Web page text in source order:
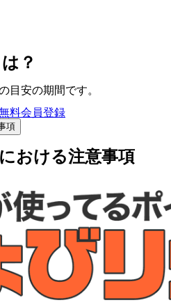
？
目安の期間です。
料会員登録
項
おける注意事項